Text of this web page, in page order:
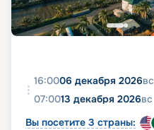
16:0006 декабря 2026вс
07:0013 декабря 2026вс
Вы посетите 3 страны: